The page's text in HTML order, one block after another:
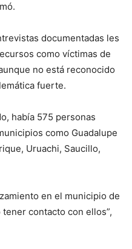
documentadas les
como víctimas de
no está reconocido
fuerte.
había 575 personas
como Guadalupe
Uruachi, Saucillo,
en el municipio de
contacto con ellos”,